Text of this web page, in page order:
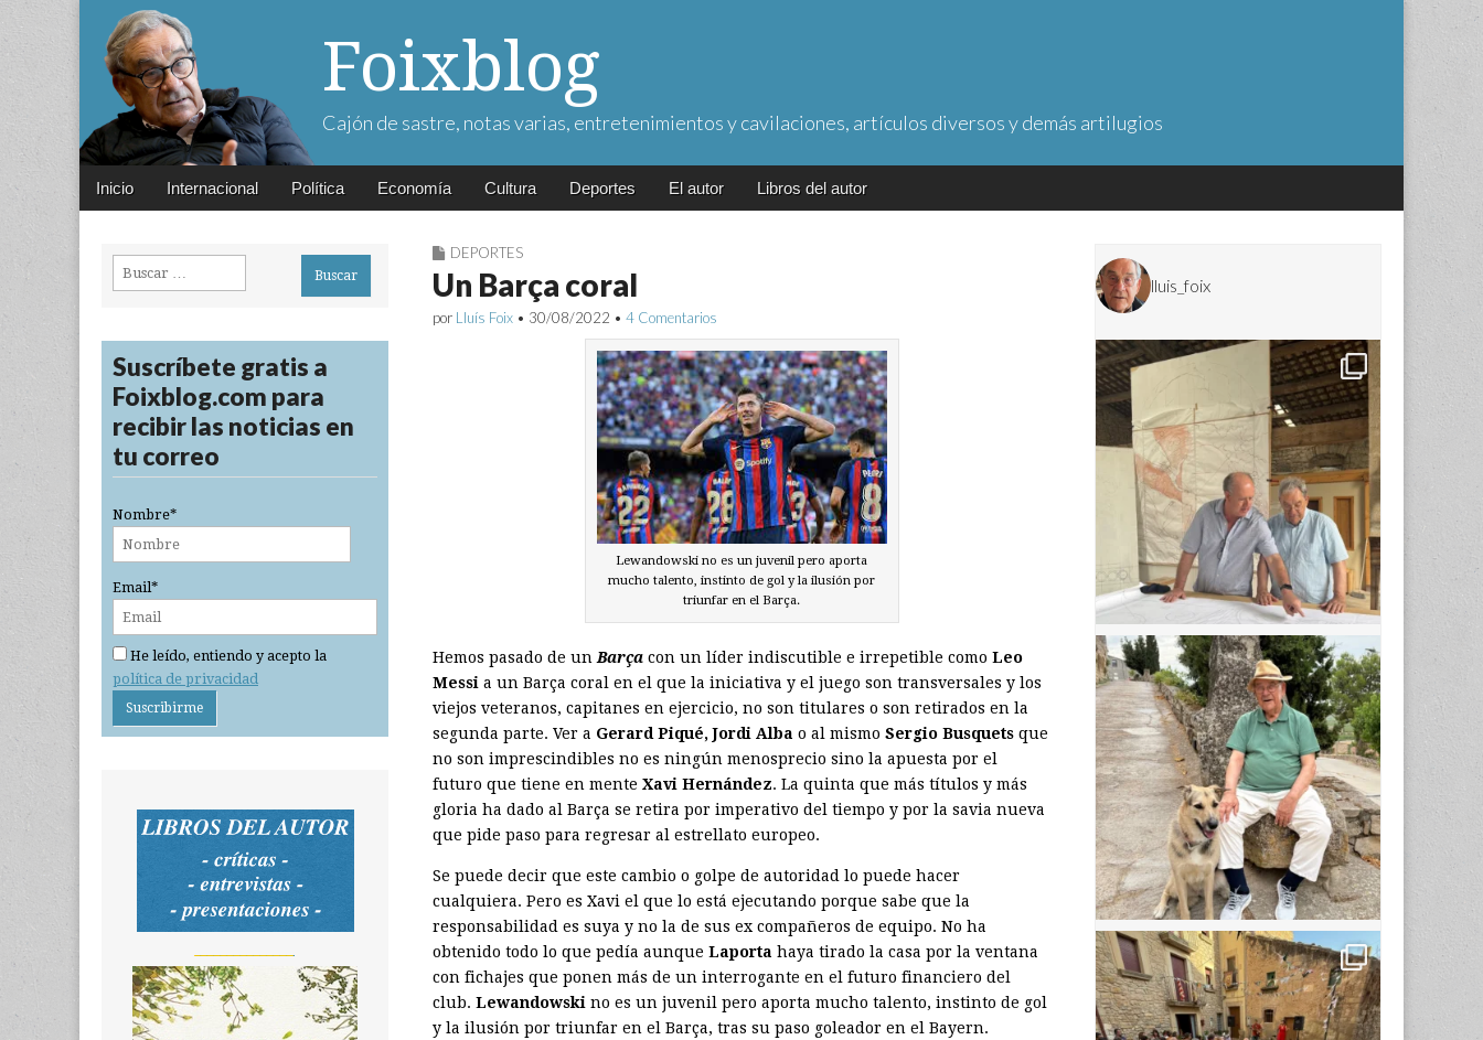
Foixblog
Cajón de sastre, notas varias, entretenimientos y cavilaciones, artículos diversos y demás artilugios
Main
Skip
Inicio Internacional Política Economía Cultura Deportes El autor Libros del autor
DEPORTES
Un Barça coral
por Lluís Foix • 30/08/2022 • 4 Comentarios
Lewandowski no es un juvenil pero aporta
mucho talento, instinto de gol y la ilusión por
triunfar en el Barça.
Hemos pasado de un Barça con un líder indiscutible e irrepetible como Leo
Messi a un Barça coral en el que la iniciativa y el juego son transversales y los
viejos veteranos, capitanes en ejercicio, no son titulares o son retirados en la
segunda parte. Ver a Gerard Piqué, Jordi Alba o al mismo Sergio Busquets que
no son imprescindibles no es ningún menosprecio sino la apuesta por el
futuro que tiene en mente Xavi Hernández. La quinta que más títulos y más
gloria ha dado al Barça se retira por imperativo del tiempo y por la savia nueva
que pide paso para regresar al estrellato europeo.
Se puede decir que este cambio o golpe de autoridad lo puede hacer
cualquiera. Pero es Xavi el que lo está ejecutando porque sabe que la
responsabilidad es suya y no la de sus ex compañeros de equipo. No ha
obtenido todo lo que pedía aunque Laporta haya tirado la casa por la ventana
con fichajes que ponen más de un interrogante en el futuro financiero del
club. Lewandowski no es un juvenil pero aporta mucho talento, instinto de gol
y la ilusión por triunfar en el Barça, tras su paso goleador en el Bayern.
Buscar:
Suscríbete gratis a
Foixblog.com para
recibir las noticias en
tu correo
Nombre*
Email*
He leído, entiendo y acepto la
política de privacidad
lluis_foix